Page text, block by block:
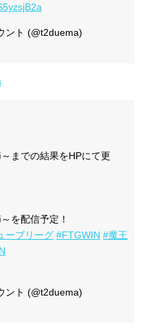
ント (@t2duema)
までの結果をHPにて更
を配信予定！
ーブリーグ #FTGWIN #魔王
ント (@t2duema)